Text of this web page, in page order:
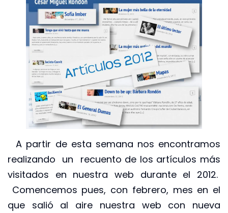
A partir de esta semana nos encontramos
realizando un recuento de los artículos más
visitados en nuestra web durante el 2012.
Comencemos pues, con febrero, mes en el
que salió al aire nuestra web con nueva